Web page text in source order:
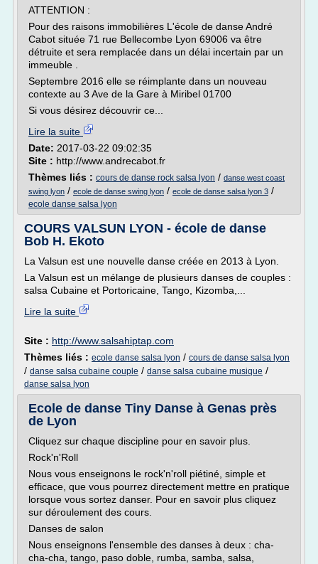
ATTENTION :
Pour des raisons immobilières L'école de danse André
Cabot située 71 rue Bellecombe Lyon 69006 va être
détruite et sera remplacée dans un délai incertain par un
immeuble .
Septembre 2016 elle se réimplante dans un nouveau
contexte au 3 Ave de la Gare à Miribel 01700
Si vous désirez découvrir ce...
Lire la suite
Date: 2017-03-22 09:02:35
Site : http://www.andrecabot.fr
Thèmes liés : cours de danse rock salsa lyon / danse west coast
swing lyon / ecole de danse swing lyon / ecole de danse salsa lyon 3 /
ecole danse salsa lyon
COURS VALSUN LYON - école de danse
Bob H. Ekoto
La Valsun est une nouvelle danse créée en 2013 à Lyon.
La Valsun est un mélange de plusieurs danses de couples :
salsa Cubaine et Portoricaine, Tango, Kizomba,...
Lire la suite
Site : http://www.salsahiptap.com
Thèmes liés : ecole danse salsa lyon / cours de danse salsa lyon
/ danse salsa cubaine couple / danse salsa cubaine musique /
danse salsa lyon
Ecole de danse Tiny Danse à Genas près
de Lyon
Cliquez sur chaque discipline pour en savoir plus.
Rock'n'Roll
Nous vous enseignons le rock'n'roll piétiné, simple et
efficace, que vous pourrez directement mettre en pratique
lorsque vous sortez danser. Pour en savoir plus cliquez
sur déroulement des cours.
Danses de salon
Nous enseignons l'ensemble des danses à deux : cha-
cha-cha, tango, paso doble, rumba, samba, salsa,